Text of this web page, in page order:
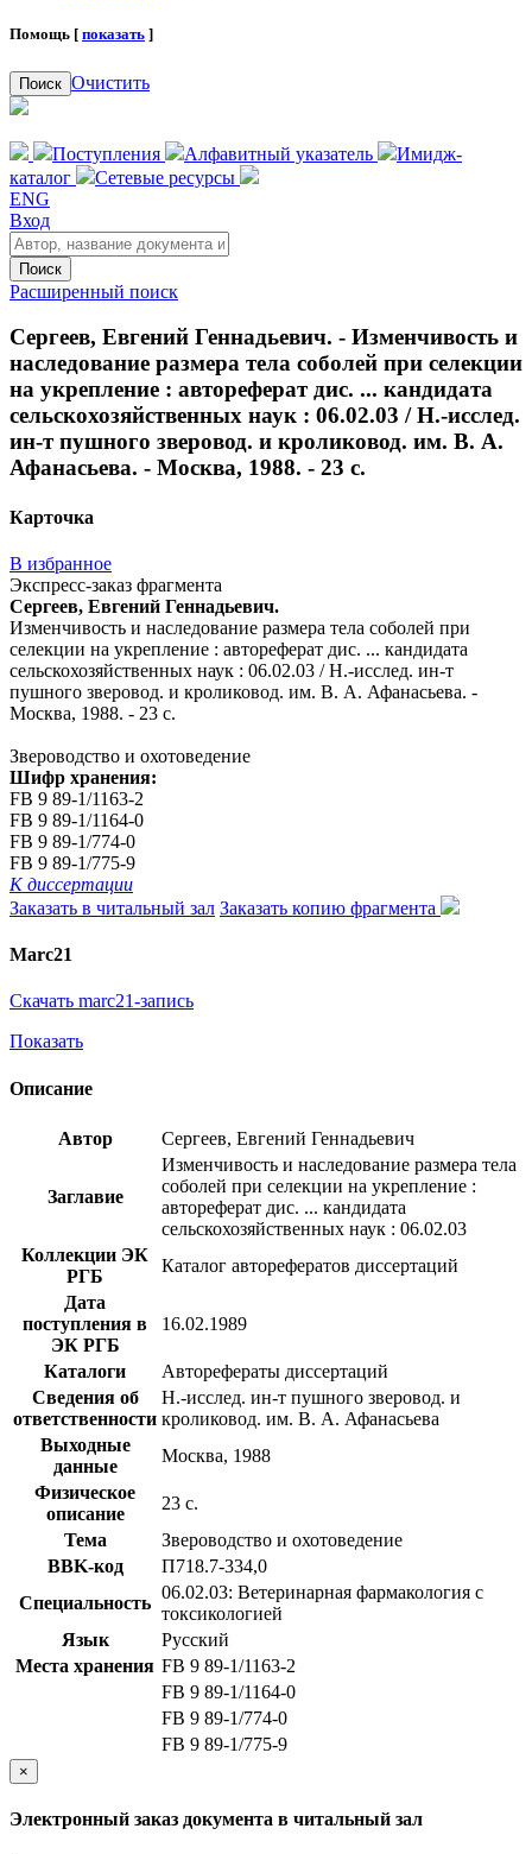
Помощь [ показать ]
Поиск Очистить
Поступления Алфавитный указатель
Имидж-
каталог
Сетевые ресурсы
ENG
Вход
Поиск
Расширенный поиск
Сергеев, Евгений Геннадьевич. - Изменчивость и
наследование размера тела соболей при селекции
на укрепление : автореферат дис. ... кандидата
сельскохозяйственных наук : 06.02.03 / Н.-исслед.
ин-т пушного зверовод. и кроликовод. им. В. А.
Афанасьева. - Москва, 1988. - 23 с.
Карточка
В избранное
Экспресс-заказ фрагмента
Сергеев, Евгений Геннадьевич.
Изменчивость и наследование размера тела соболей при
селекции на укрепление : автореферат дис. ... кандидата
сельскохозяйственных наук : 06.02.03 / Н.-исслед. ин-т
пушного зверовод. и кроликовод. им. В. А. Афанасьева. -
Москва, 1988. - 23 с.
Звероводство и охотоведение
Шифр хранения:
FB 9 89-1/1163-2
FB 9 89-1/1164-0
FB 9 89-1/774-0
FB 9 89-1/775-9
К диссертации
Заказать в читальный зал Заказать копию фрагмента
Marc21
Скачать marc21-запись
Показать
Описание
Автор Сергеев, Евгений Геннадьевич
Заглавие
Изменчивость и наследование размера тела
соболей при селекции на укрепление :
автореферат дис. ... кандидата
сельскохозяйственных наук : 06.02.03
Коллекции ЭК
РГБ
Каталог авторефератов диссертаций
Дата
поступления в
ЭК РГБ
16.02.1989
Каталоги
Авторефераты диссертаций
Сведения об
ответственности
Н.-исслед. ин-т пушного зверовод. и
кроликовод. им. В. А. Афанасьева
Выходные
данные
Москва, 1988
Физическое
описание
23 с.
Тема
Звероводство и охотоведение
BBK-код
П718.7-334,0
Специальность
06.02.03: Ветеринарная фармакология с
токсикологией
Язык
Русский
Места хранения FB 9 89-1/1163-2
FB 9 89-1/1164-0
FB 9 89-1/774-0
FB 9 89-1/775-9
×
Электронный заказ документа в читальный зал